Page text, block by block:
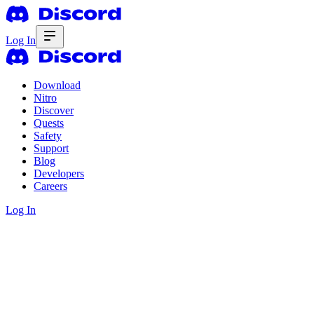
Log In
Download
Nitro
Discover
Quests
Safety
Support
Blog
Developers
Careers
Log In